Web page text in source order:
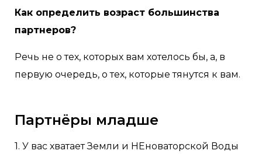
Как определить возраст большинства
партнеров?
Речь не о тех, которых вам хотелось бы, а, в
первую очередь, о тех, которые тянутся к вам.
Партнёры младше
1. У вас хватает Земли и НЕноваторской Воды